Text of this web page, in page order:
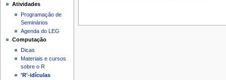
Atividades
Programação de
Seminários
Agenda do LEG
Computação
Dicas
Materiais e cursos
sobre o R
'R'-idículas